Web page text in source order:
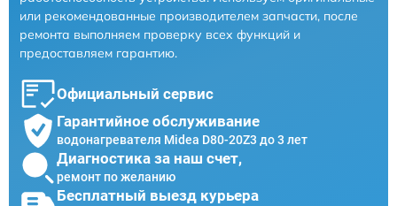
или рекомендованные производителем запчасти, после
ремонта выполняем проверку всех функций и
предоставляем гарантию.
Официальный сервис
Гарантийное обслуживание
водонагревателя Midea D80-20Z3 до 3 лет
Диагностика за наш счет,
ремонт по желанию
Бесплатный выезд курьера